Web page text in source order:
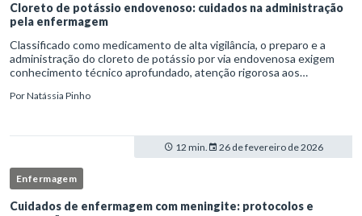
Cloreto de potássio endovenoso: cuidados na administração
pela enfermagem
Classificado como medicamento de alta vigilância, o preparo e a
administração do cloreto de potássio por via endovenosa exigem
conhecimento técnico aprofundado, atenção rigorosa aos
enfermag
PorNatássia Pinho
12 min. 26 de fevereiro de 2026
Enfermagem
Cuidados de enfermagem com meningite: protocolos e